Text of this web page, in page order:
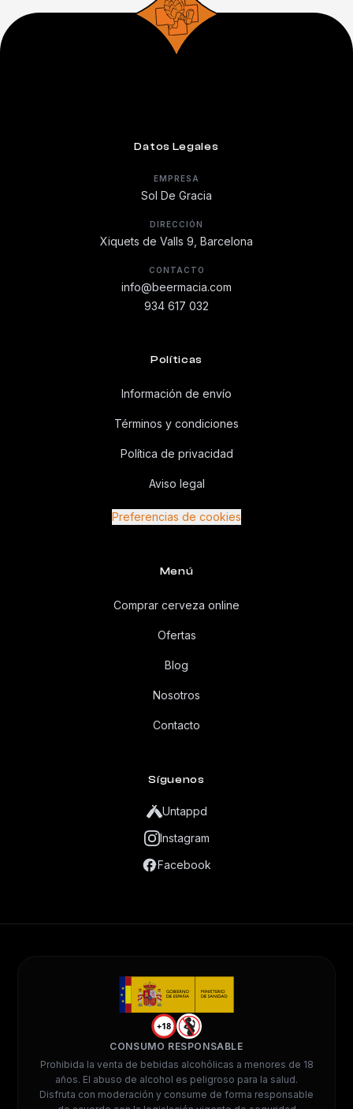
Datos Legales
EMPRESA
Sol De Gracia
DIRECCIÓN
Xiquets de Valls 9, Barcelona
CONTACTO
info@beermacia.com
934 617 032
Políticas
Información de envío
Términos y condiciones
Política de privacidad
Aviso legal
Preferencias de cookies
Menú
Comprar cerveza online
Ofertas
Blog
Nosotros
Contacto
Síguenos
Untappd
Instagram
Facebook
+18
CONSUMO RESPONSABLE
Prohibida la venta de bebidas alcohólicas a menores de 18
años. El abuso de alcohol es peligroso para la salud.
Disfruta con moderación y consume de forma responsable